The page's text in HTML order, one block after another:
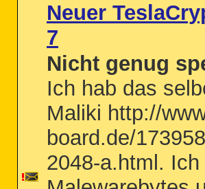
Neuer
7
Nicht genug
Ich hab das
Maliki http://
board.de/
2048-a.html.